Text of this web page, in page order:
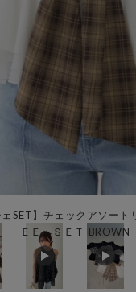
SET】チェックアソー
ＥＥ ＳＥＴ BROWN